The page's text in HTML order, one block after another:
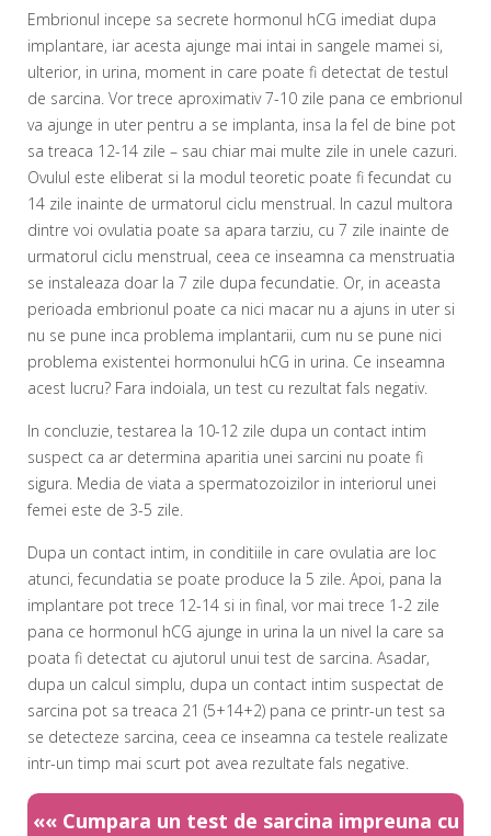
Embrionul incepe sa secrete hormonul hCG imediat dupa
implantare, iar acesta ajunge mai intai in sangele mamei si,
ulterior, in urina, moment in care poate fi detectat de testul
de sarcina. Vor trece aproximativ 7-10 zile pana ce embrionul
va ajunge in uter pentru a se implanta, insa la fel de bine pot
sa treaca 12-14 zile – sau chiar mai multe zile in unele cazuri.
Ovulul este eliberat si la modul teoretic poate fi fecundat cu
14 zile inainte de urmatorul ciclu menstrual. In cazul multora
dintre voi ovulatia poate sa apara tarziu, cu 7 zile inainte de
urmatorul ciclu menstrual, ceea ce inseamna ca menstruatia
se instaleaza doar la 7 zile dupa fecundatie. Or, in aceasta
perioada embrionul poate ca nici macar nu a ajuns in uter si
nu se pune inca problema implantarii, cum nu se pune nici
problema existentei hormonului hCG in urina. Ce inseamna
acest lucru? Fara indoiala, un test cu rezultat fals negativ.
In concluzie, testarea la 10-12 zile dupa un contact intim
suspect ca ar determina aparitia unei sarcini nu poate fi
sigura. Media de viata a spermatozoizilor in interiorul unei
femei este de 3-5 zile.
Dupa un contact intim, in conditiile in care ovulatia are loc
atunci, fecundatia se poate produce la 5 zile. Apoi, pana la
implantare pot trece 12-14 si in final, vor mai trece 1-2 zile
pana ce hormonul hCG ajunge in urina la un nivel la care sa
poata fi detectat cu ajutorul unui test de sarcina. Asadar,
dupa un calcul simplu, dupa un contact intim suspectat de
sarcina pot sa treaca 21 (5+14+2) pana ce printr-un test sa
se detecteze sarcina, ceea ce inseamna ca testele realizate
intr-un timp mai scurt pot avea rezultate fals negative.
«« Cumpara un test de sarcina impreuna cu